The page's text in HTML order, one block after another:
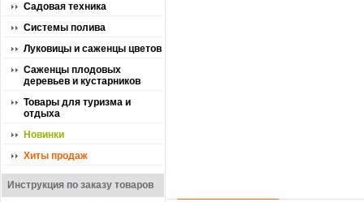
Садовая техника
Системы полива
Луковицы и саженцы цветов
Саженцы плодовых
деревьев и кустарников
Товары для туризма и
отдыха
Новинки
Хиты продаж
Инструкция по заказу товаров